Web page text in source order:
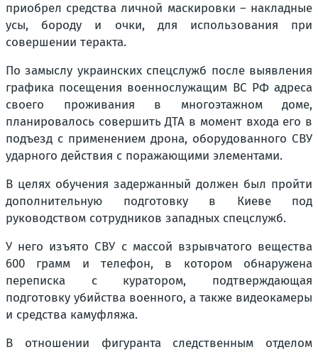
приобрел средства личной маскировки – накладные
усы, бороду и очки, для использования при
совершении теракта.
По замыслу украинских спецслужб после выявления
графика посещения военнослужащим ВС РФ адреса
своего проживания в многоэтажном доме,
планировалось совершить ДТА в момент входа его в
подъезд с применением дрона, оборудованного СВУ
ударного действия с поражающими элементами.
В целях обучения задержанный должен был пройти
дополнительную подготовку в Киеве под
руководством сотрудников западных спецслужб.
У него изъято СВУ с массой взрывчатого вещества
600 грамм и телефон, в котором обнаружена
переписка с куратором, подтверждающая
подготовку убийства военного, а также видеокамеры
и средства камуфляжа.
В отношении фигуранта следственным отделом